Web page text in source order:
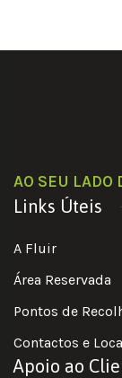
AO SEU LADO
Links Úteis
A Fluir
Área Reservada
Pontos de
Contactos e
Apoio ao